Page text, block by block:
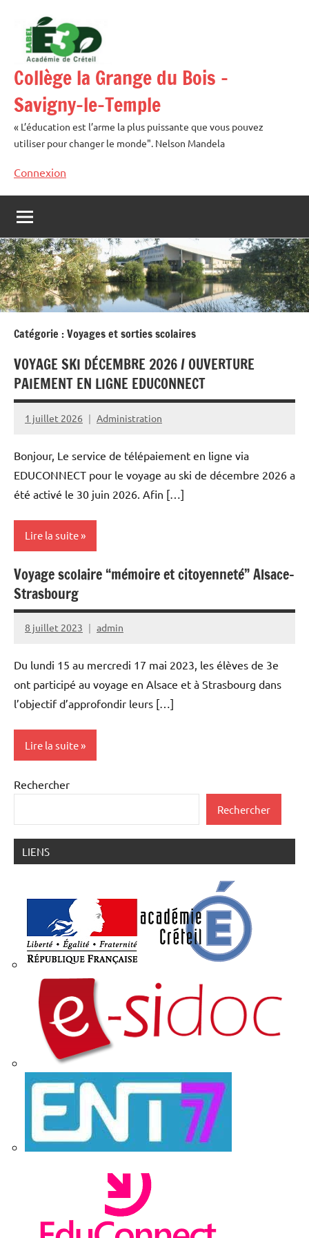
contenu
Collège la Grange du Bois –
Savigny-le-Temple
« L’éducation est l’arme la plus puissante que vous pouvez
utiliser pour changer le monde". Nelson Mandela
Connexion
Catégorie :Voyages et sorties scolaires
VOYAGE SKI DÉCEMBRE 2026 / OUVERTURE
PAIEMENT EN LIGNE EDUCONNECT
1 juillet 2026 Administration
Bonjour, Le service de télépaiement en ligne via
EDUCONNECT pour le voyage au ski de décembre 2026 a
été activé le 30 juin 2026. Afin […]
Lire la suite
Actualités
Voyages
sorties
scolaires
Voyage scolaire “mémoire et citoyenneté” Alsace-
Strasbourg
8 juillet 2023 admin
Du lundi 15 au mercredi 17 mai 2023, les élèves de 3e
ont participé au voyage en Alsace et à Strasbourg dans
l’objectif d’approfondir leurs […]
Lire la suite
Voyages
scolaires
Rechercher
Rechercher
LIENS